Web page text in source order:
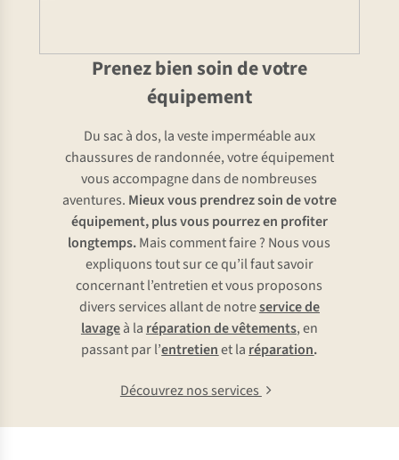
Prenez bien soin de votre
équipement
Du sac à dos, la veste imperméable aux
chaussures de randonnée, votre équipement
vous accompagne dans de nombreuses
aventures. Mieux vous prendrez soin de votre
équipement, plus vous pourrez en profiter
longtemps.Mais comment faire ? Nous vous
expliquons tout sur ce qu’il faut savoir
concernant l’entretien et vous proposons
divers services allant de notreservice de
lavageà la réparation de vêtements, en
passant par l’entretienet la réparation.
Découvrez nos services